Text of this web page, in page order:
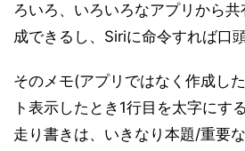
ろいろ、いろいろなアプリから
成できるし、Siriに命令すれば口
そのメモ(アプリではなく作成し
ト表示したとき1行目を太字にす
走り書きは、いきなり本題/重要